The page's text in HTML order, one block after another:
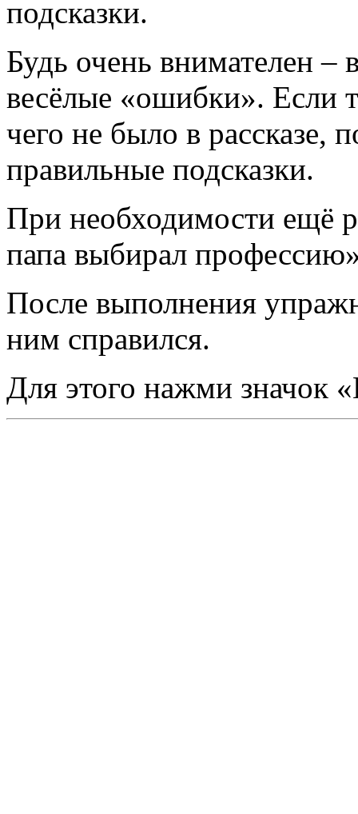
подсказки.
Будь очень внимателен –
весёлые «ошибки». Если
чего не было в рассказе,
правильные подсказки.
При необходимости ещё
папа выбирал
После выполнения
ним справился.
Для этого нажми значок